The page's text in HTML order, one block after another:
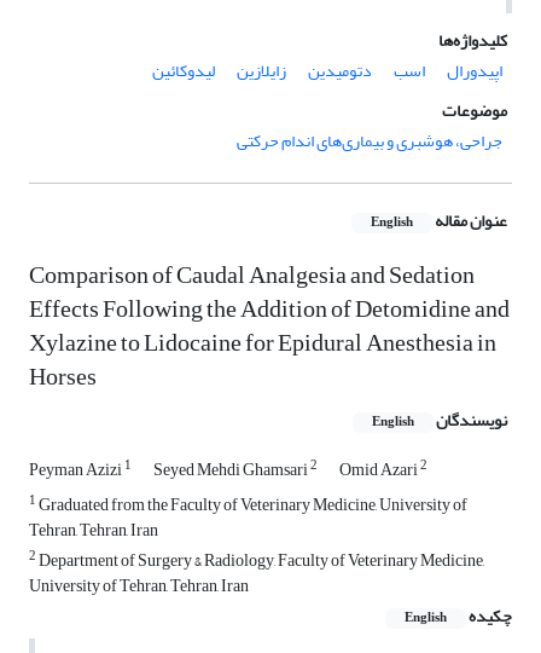
کلیدواژه‌ها
اپیدورال
اسب دتومیدین زایلازین
لیدوکائین
موضوعات
جراحی، هوشبری و بیماری‌های اندام حرکتی
عنوان مقاله English
Comparison of Caudal Analgesia and Sedation
Effects Following the Addition of Detomidine and
Xylazine to Lidocaine for Epidural Anesthesia in
Horses
نویسندگان English
Peyman Azizi1 Seyed Mehdi Ghamsari2 Omid Azari2
1Graduated from the Faculty of Veterinary Medicine, University of
Tehran, Tehran, Iran
2Department of Surgery & Radiology, Faculty of Veterinary Medicine,
University of Tehran, Tehran, Iran
چکیده
English